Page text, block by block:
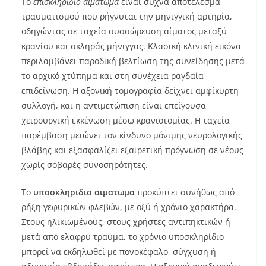
τραυματισμού που ρήγνυται την μηνιγγική αρτηρία,
οδηγώντας σε ταχεία συσσώρευση αίματος μεταξύ
κρανίου και σκληράς μήνιγγας. Κλασική κλινική εικόνα
περιλαμβάνει παροδική βελτίωση της συνείδησης μετά
το αρχικό χτύπημα και στη συνέχεια ραγδαία
επιδείνωση. Η αξονική τομογραφία δείχνει αμφίκυρτη
συλλογή, και η αντιμετώπιση είναι επείγουσα
χειρουργική εκκένωση μέσω κρανιοτομίας. Η ταχεία
παρέμβαση μειώνει τον κίνδυνο μόνιμης νευρολογικής
βλάβης και εξασφαλίζει εξαιρετική πρόγνωση σε νέους
χωρίς σοβαρές συνοσηρότητες.
Το υποσκληριδιο αιματωμα προκύπτει συνήθως από
ρήξη γεφυρικών φλεβών, με οξύ ή χρόνιο χαρακτήρα.
Στους ηλικιωμένους, στους χρήστες αντιπηκτικών ή
μετά από ελαφρύ τραύμα, το χρόνιο υποσκληρίδιο
μπορεί να εκδηλωθεί με πονοκέφαλο, σύγχυση ή